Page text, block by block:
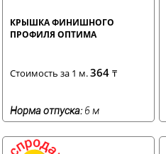
КРЫШКА ФИНИШНОГО
ПРОФИЛЯ ОПТИМА
Стоимость за 1 м.364 ₸
Норма отпуска: 6 м